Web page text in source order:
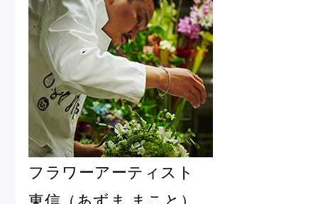
フラワーアーティスト
東信（あずま まこと）